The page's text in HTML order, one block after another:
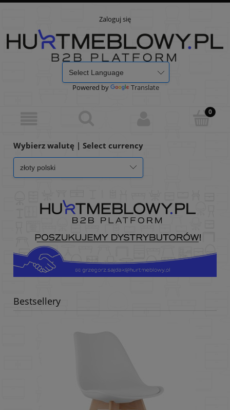
Zaloguj się
Powered by Translate
Wybierz walutę | Select currency
Bestsellery